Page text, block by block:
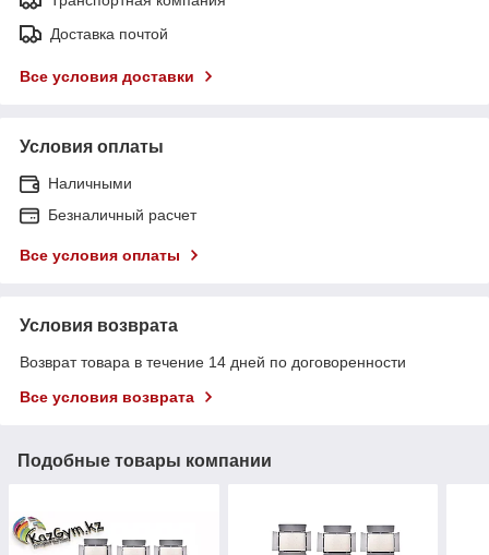
Доставка почтой
Все условия доставки
Условия оплаты
Наличными
Безналичный расчет
Все условия оплаты
Условия возврата
Возврат товара в течение 14 дней по договоренности
Все условия возврата
Подобные товары компании